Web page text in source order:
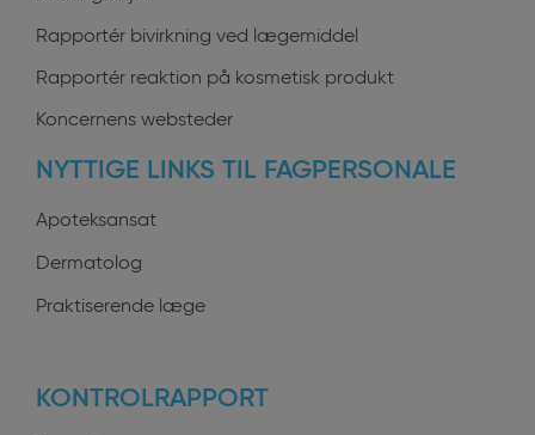
Rapportér bivirkning ved lægemiddel
Rapportér reaktion på kosmetisk produkt
Koncernens websteder
NYTTIGE LINKS TIL FAGPERSONALE
Apoteksansat
Dermatolog
Praktiserende læge
KONTROLRAPPORT